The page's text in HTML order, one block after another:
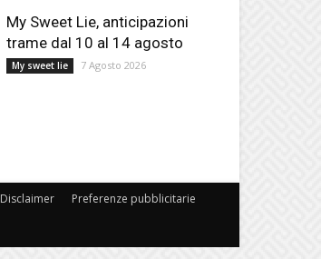
My Sweet Lie, anticipazioni
trame dal 10 al 14 agosto
My sweet lie 7 Agosto 2026
Disclaimer Preferenze pubblicitarie